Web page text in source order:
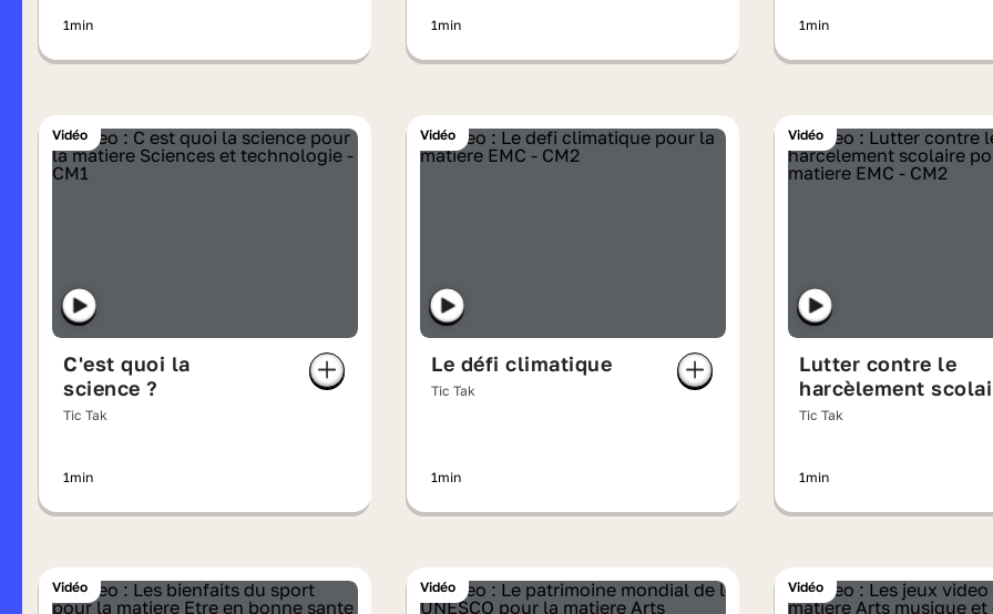
1min 1min 1min
Vidéo
C'est quoi la
science ?
Tic Tak
1min
Vidéo
Le défi climatique
Tic Tak
1min
Vidéo
Lutter contre le
harcèlement
Tic Tak
1min
Vidéo Vidéo Vidéo